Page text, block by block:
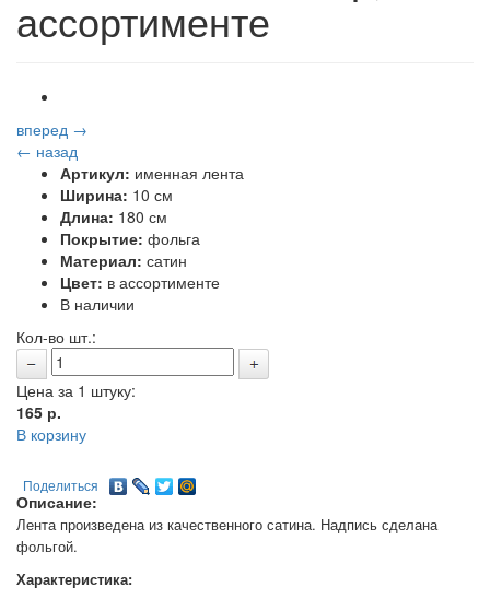
ассортименте
вперед →
← назад
Артикул: именная лента
Ширина: 10 см
Длина: 180 см
Покрытие: фольга
Материал: сатин
Цвет: в ассортименте
В наличии
Кол-во шт.:
Цена за 1 штуку:
165 р.
В корзину
Поделиться
Описание:
Лента произведена из качественного сатина. Надпись сделана
фольгой.
Характеристика: